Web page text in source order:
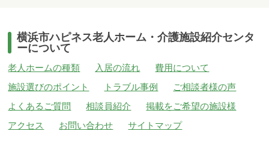
横浜市ハピネス老人ホーム・介護施設紹介センタ
ーについて
老人ホームの種類 入居の流れ
費用について
施設選びのポイント
トラブル事例
ご相談者様の声
よくあるご質問
相談員紹介
掲載をご希望の施設様
アクセス
お問い合わせ サイトマップ